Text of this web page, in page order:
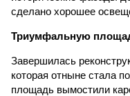
сделано хорошее
Триумфальную
Завершилась
которая отныне стала
площадь вымостили